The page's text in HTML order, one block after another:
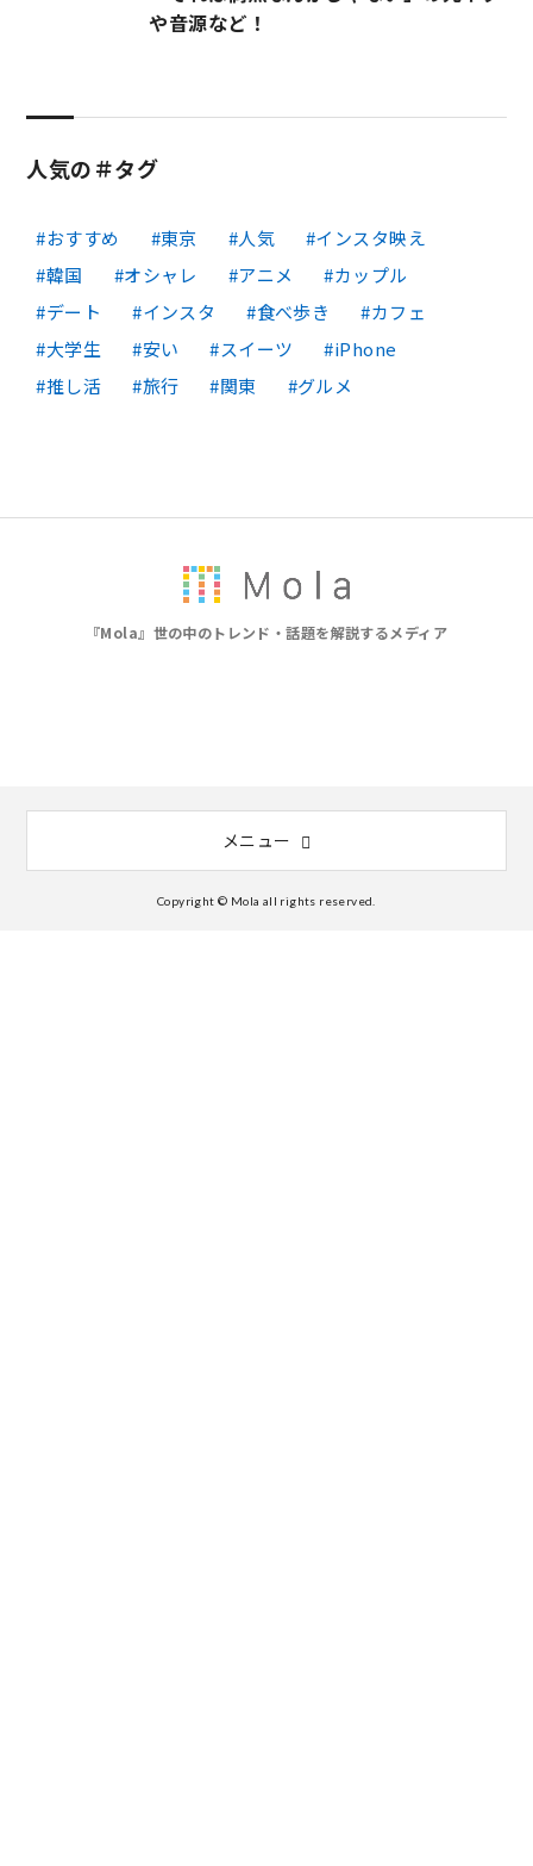
や音源など！
人気の＃タグ
おすすめ 東京 人気
インスタ映え
韓国
オシャレ アニメ
カップル
デート
インスタ 食べ歩き
カフェ
大学生
安い スイーツ
iPhone
推し活
旅行 関東 グルメ
『Mola』世の中のトレンド・話題を解説するメディア
メニュー
Copyright © Mola all rights reserved.